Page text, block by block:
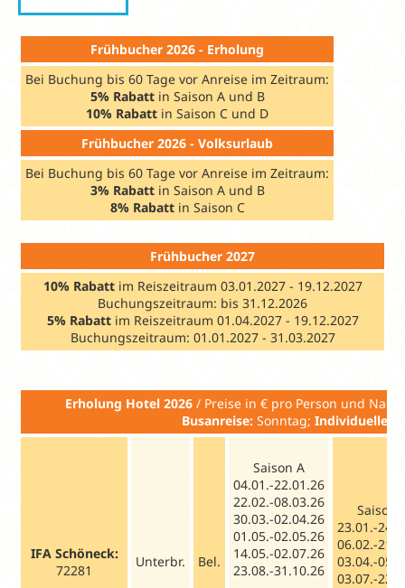
Frühbucher 2026 - Erholung
Bei Buchung bis 60 Tage vor Anreise im Zeitraum:
5% Rabatt in Saison A und B
10% Rabatt in Saison C und D
Frühbucher 2026 - Volksurlaub
Bei Buchung bis 60 Tage vor Anreise im Zeitraum:
3% Rabatt in Saison A und B
8% Rabattin Saison C
Frühbucher 2027
10% Rabattim Reiszeitraum 03.01.2027 - 19.12.2027
Buchungszeitraum: bis 31.12.2026
5% Rabattim Reiszeitraum 01.04.2027 - 19.12.2027
Buchungszeitraum: 01.01.2027 - 31.03.2027
Erholung Hotel 2026 / Preise in € pro
Busanreise: Sonntag; Individuelle
IFA Schöneck:
72281
Unterbr. Bel.
Saison A
04.01.-22.01.26
22.02.-08.03.26
30.03.-02.04.26
01.05.-02.05.26
14.05.-02.07.26
23.08.-31.10.26
Saison
23.01.-
06.02.-
03.04.-
03.07.-